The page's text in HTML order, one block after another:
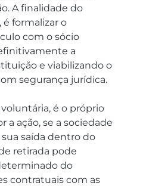
A finalidade do
é formalizar o
com o sócio
a
e viabilizando o
segurança jurídica.
é o próprio
a ação, se a sociedade
saída dentro do
retirada pode
do
contratuais com as